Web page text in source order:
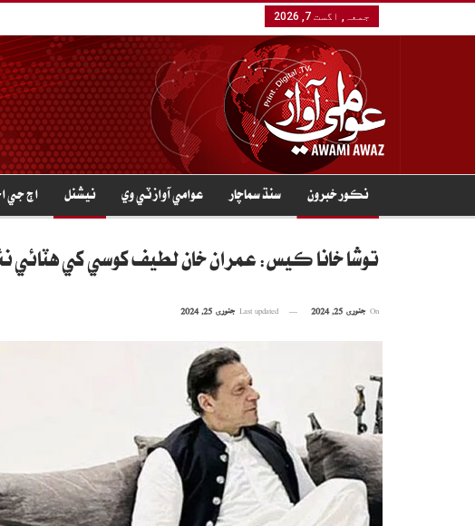
جمعہ, اگست 7, 2026
نڪور خبرون سنڌ سماچار عوامي آواز ٽي وي نيشنل اڄ جي
توشا خانا ڪيس: عمران خان لطيف کوسي کي هٽائي